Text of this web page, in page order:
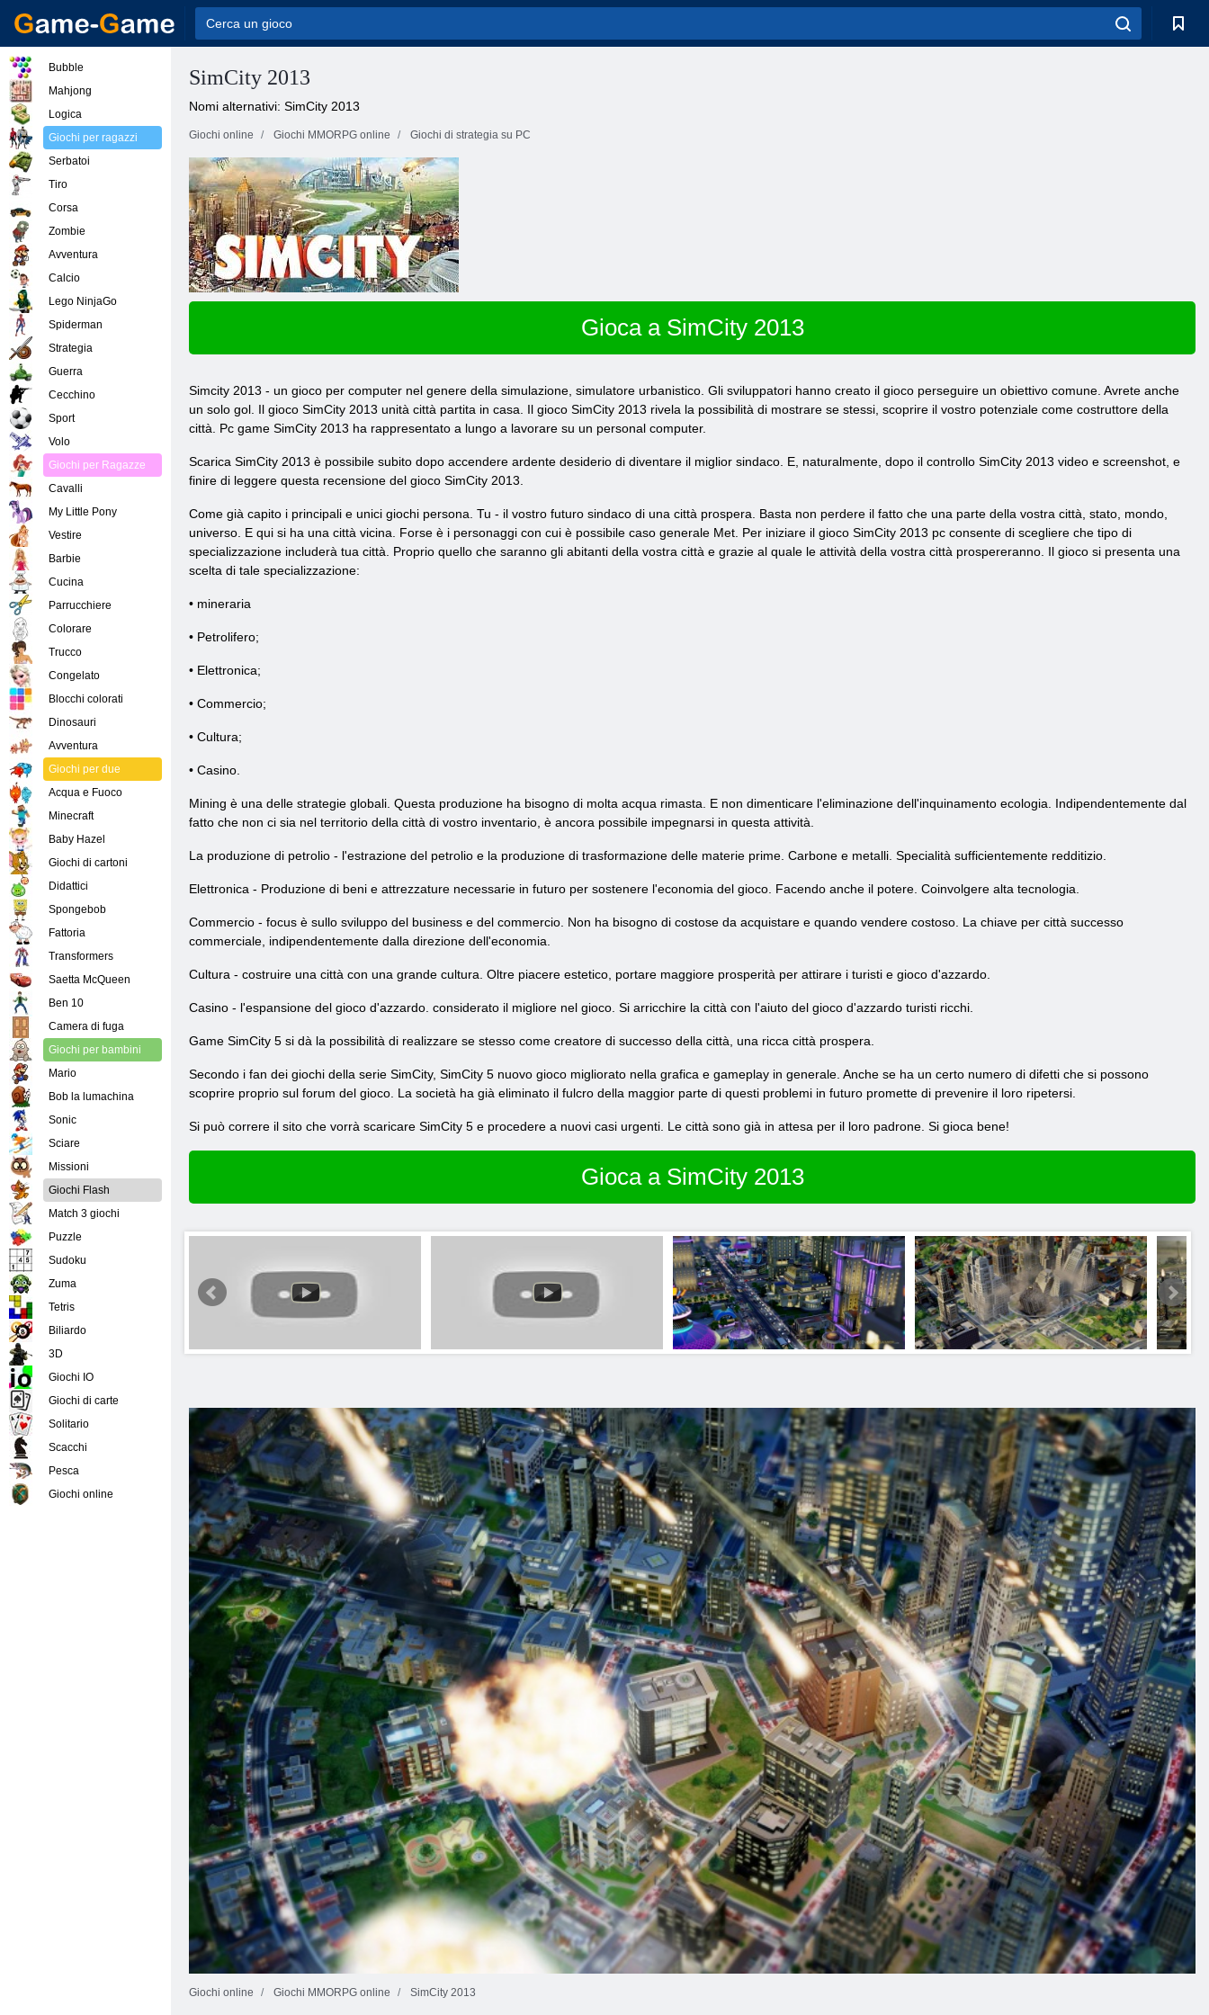
SimCity 2013
Nomi alternativi: SimCity 2013
Giochi online Giochi MMORPG online Giochi di strategia su PC
Gioca a SimCity 2013
Simcity 2013 - un gioco per computer nel genere della simulazione, simulatore urbanistico. Gli sviluppatori hanno creato il gioco perseguire un obiettivo comune. Avrete anche
un solo gol. Il gioco SimCity 2013 unità città partita in casa. Il gioco SimCity 2013 rivela la possibilità di mostrare se stessi, scoprire il vostro potenziale come costruttore della
città. Pc game SimCity 2013 ha rappresentato a lungo a lavorare su un personal computer.
Scarica SimCity 2013 è possibile subito dopo accendere ardente desiderio di diventare il miglior sindaco. E, naturalmente, dopo il controllo SimCity 2013 video e screenshot, e
finire di leggere questa recensione del gioco SimCity 2013.
Come già capito i principali e unici giochi persona. Tu - il vostro futuro sindaco di una città prospera. Basta non perdere il fatto che una parte della vostra città, stato, mondo,
universo. E qui si ha una città vicina. Forse è i personaggi con cui è possibile caso generale Met. Per iniziare il gioco SimCity 2013 pc consente di scegliere che tipo di
specializzazione includerà tua città. Proprio quello che saranno gli abitanti della vostra città e grazie al quale le attività della vostra città prospereranno. Il gioco si presenta una
scelta di tale specializzazione:
• mineraria
• Petrolifero;
• Elettronica;
• Commercio;
• Cultura;
• Casino.
Mining è una delle strategie globali. Questa produzione ha bisogno di molta acqua rimasta. E non dimenticare l'eliminazione dell'inquinamento ecologia. Indipendentemente dal
fatto che non ci sia nel territorio della città di vostro inventario, è ancora possibile impegnarsi in questa attività.
La produzione di petrolio - l'estrazione del petrolio e la produzione di trasformazione delle materie prime. Carbone e metalli. Specialità sufficientemente redditizio.
Elettronica - Produzione di beni e attrezzature necessarie in futuro per sostenere l'economia del gioco. Facendo anche il potere. Coinvolgere alta tecnologia.
Commercio - focus è sullo sviluppo del business e del commercio. Non ha bisogno di costose da acquistare e quando vendere costoso. La chiave per città successo
commerciale, indipendentemente dalla direzione dell'economia.
Cultura - costruire una città con una grande cultura. Oltre piacere estetico, portare maggiore prosperità per attirare i turisti e gioco d'azzardo.
Casino - l'espansione del gioco d'azzardo. considerato il migliore nel gioco. Si arricchire la città con l'aiuto del gioco d'azzardo turisti ricchi.
Game SimCity 5 si dà la possibilità di realizzare se stesso come creatore di successo della città, una ricca città prospera.
Secondo i fan dei giochi della serie SimCity, SimCity 5 nuovo gioco migliorato nella grafica e gameplay in generale. Anche se ha un certo numero di difetti che si possono
scoprire proprio sul forum del gioco. La società ha già eliminato il fulcro della maggior parte di questi problemi in futuro promette di prevenire il loro ripetersi.
Si può correre il sito che vorrà scaricare SimCity 5 e procedere a nuovi casi urgenti. Le città sono già in attesa per il loro padrone. Si gioca bene!
Gioca a SimCity 2013
Giochi online Giochi MMORPG online SimCity 2013
Bubble
Mahjong
Logica
Giochi per ragazzi
Serbatoi
Tiro
Corsa
Zombie
Avventura
Calcio
Lego NinjaGo
Spiderman
Strategia
Guerra
Cecchino
Sport
Volo
Giochi per Ragazze
Cavalli
My Little Pony
Vestire
Barbie
Cucina
Parrucchiere
Colorare
Trucco
Congelato
Blocchi colorati
Dinosauri
Avventura
Giochi per due
Acqua e Fuoco
Minecraft
Baby Hazel
Giochi di cartoni
Didattici
Spongebob
Fattoria
Transformers
Saetta McQueen
Ben 10
Camera di fuga
Giochi per bambini
Mario
Bob la lumachina
Sonic
Sciare
Missioni
Giochi Flash
Match 3 giochi
Puzzle
Sudoku
Zuma
Tetris
Biliardo
3D
Giochi IO
Giochi di carte
Solitario
Scacchi
Pesca
Giochi online